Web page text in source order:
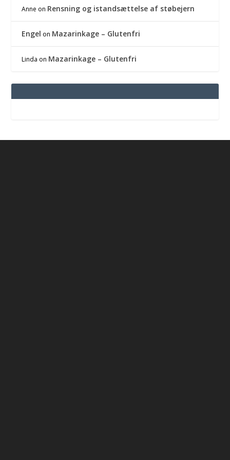
Anne on Rensning og istandsættelse af støbejern
Engel on Mazarinkage – Glutenfri
Linda on Mazarinkage – Glutenfri